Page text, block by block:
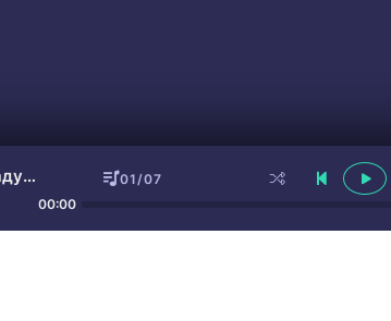
Пусть распускаются цветы в саду осеннем у реки
01/07
00:00